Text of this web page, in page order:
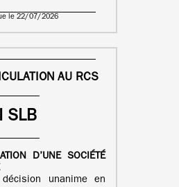
le 22/07/2026
AU RCS
SLB
D’UNE
SOCIÉTÉ
unanime en